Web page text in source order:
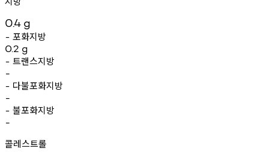
0.4 g
- 포화지방
0.2 g
- 트랜스지방
-
- 다불포화지방
-
- 불포화지방
-
콜레스트롤